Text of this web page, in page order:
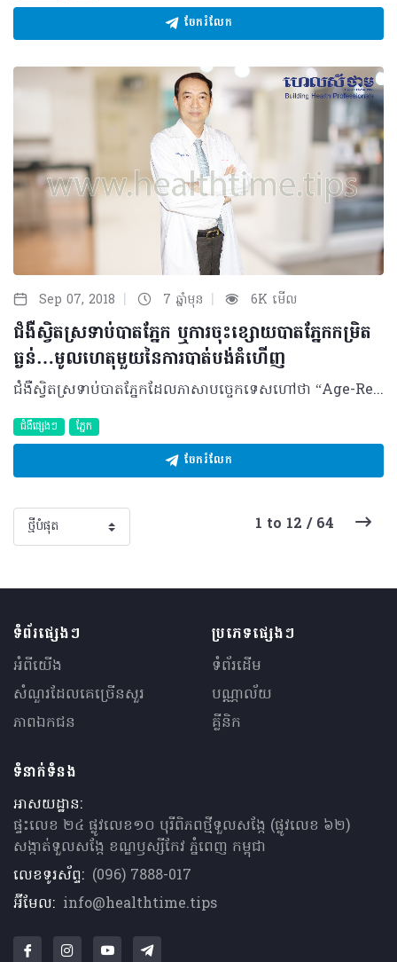
ចែករំលែក
Sep 07, 2018 | 7 ឆ្នាំមុន | 6K មើល
ជំងឺស្វិតស្រទាប់បាតភ្នែក ឬការចុះខ្សោយបាតភ្នែកកម្រិត
ធ្ងន់…មូលហេតុមួយនៃការបាត់់បង់គំហើញ
ជំងឺស្វិតស្រទាប់បាតភ្នែកដែលភាសាបច្ចេកទេសហៅថា “Age-Related Macular​ De​generation (AMD)” ត្រូវបានបែងចែកចេញជាពីរប្រភេទ រួមមានប្រភេទស្ងួត ឬDry AMD ដែលមានជ្រាបខ្លាញ់ និងមានសម្លាកតិចតួចនៅលើស្រទាប់បាតភ្នែក និងមួយប្រភេទទៀតគឺ “Wet AMD” មានជ្រាបឈាមចេញពីស្រទាប់បាតភ្នែក និងដុះសរសៃឈាមថ្មីស្រទាប់ក្រោម។ ជំងឺនេះត្រូវបានសង្កេតឃើញថាច្រើនកើតមានទៅលើមនុស្សចាស់ អំឡុងវ័យចាប់ពី៥០ឆ្នាំឡើងទៅ។ Wet Age-Related Macular Degene​ration (Wet AMD) គឺជាផ្នែកមួយនៃជំងឺស្វិតស្រទាប់បាតភ្នែក ឬការចុះខ្សោយបាតភ្នែក​កម្រិតធ្ងន់ ហៅកាត់ថា AMD ដែលជា​ប្រភេទជំងឺភ្នែករ៉ាំរ៉ៃ និងមានការវិវឌ្ឍយឺតៗទៅរកភាពចាស់ ឬស្វិតនៃស្រទាប់បាតភ្នែក (Macular) ដោយឃើញមានដុះសរសៃឈាមថ្មី និងមានជ្រាបឈាមចេញពីស្រទាប់នោះធ្វើឲ្យអ្នកជំងឺចុះខ្សោយគំហើញភ្លាមៗ ​ហើយមិនអាច​ជាសះមកសភាពដើមវិញឡើយ។ មូលហេតុ និងកត្តាប្រឈម អ្នកជំងឺស្វិតស្រទាប់បាតភ្នែក គឺទាក់ទងទៅនឹង​វ័យចាស់អាយុចាប់ពី៥០ឆ្នាំឡើងទៅ ជាពិសេស​អំឡុងអាយុ៧០ឆ្នាំ រួមជាមួយនឹងកត្តាបន្ទាប់បន្សំ​ដទៃទៀតដូចជា៖ • ប្រវត្តិគ្រួសារធ្លាប់មានជំងឺស្វិតស្រទាប់បាតភ្នែក • អ្នកដែលមានបញ្ហាភ្នែកដូចជាស្រវាំងជិត ឬ​ពាក្យសាមញ្ញហៅថា ម៉្ញូបមនុស្សចាស់ (Hypermetropia) • ជនជាតិស្បែកស ឬអ្នកដែលមានប្រស្រី​ភ្នែកពណ៌ខៀវ ឬប្រាក់ជួបប្រទះច្រើនជាងអ្នកដែលមានប្រស្រីភ្នែកខ្មៅ ឬត្នោត • អ្នកចូលចិត្តទទួលទានជាតិស្រវឹង និងជក់បារី • អ្នកមានជំងឺប្រចាំកាយដូចជា លើសសម្ពាធឈាម លើសជាតិខ្លាញ់ ស្ទះសរសៃឈាមបេះដូង ទឹកនោមផ្អែម និងស្រ្ដូក (Stroke) ជាដើម • អ្នកដែលលើសទម្ងន់ មិនសូវហាត់ប្រាណ • កង្វះអាហារូបត្ថម្ភ អ្នកដែលប្រើថ្នាំ បេតាប្លុកឃើរ រយៈពេលវែង • អ្នកជំងឺវះកាត់ភ្នែក និងភ្នែកឡើងបាយ • អ្នកប្រឈមទៅនឹងកាំពន្លឺ ជាពិសេសពន្លឺ ព្រះអាទិត្យ • កើតមានទៅលើស្ត្រី (២/៣) ច្រើនជាង បុរស (១/៣) • អ្នកជំងឺកើតលើភ្នែកម្ខាងពីមុនមក (ដែល ជាទូទៅវាច្រើនកើតទៅលើភ្នែកទាំងសងខាង)។ ដោយសារតែមាននូវកត្តាប្រឈមខាងលើទើបបណ្ដាលឲ្យស្រទាប់បាតភ្នែក និងសរសៃឈាមតូចៗ (Choriocapillary) នៃស្រទាប់នោះ មានការខូចខាត ឬស្ទះ ធ្វើឲ្យមានការជ្រាបឈាម និងខ្លាញ់ដែលបណ្ដាលឲ្យស្រទាប់កណ្ដាលនៃបាតភ្នែកត្រង់កន្លែងចាប់ពណ៌ (Mucular) ឡើងហើម និងមានឈាមចេញមកក្រៅ។ រោគសញ្ញានៃ Wet AMD ជាទូទៅ អ្នកជំងឺមានការវិវឌ្ឍពី Dry AMD ទៅជា Wet AMD ដោយមានអាការៈស្រវាំងខ្លាំងភ្លាមៗ ចំកណ្ដាលតែម្ដង និងអាចមើលឃើញរូបភាពវៀច ឬស្រមោលខ្មៅ។ ក្រៅពីសញ្ញាខាងលើ​ ការពិនិត្យរបស់អ្នកឯកទេសបានបង្ហាញពីការជ្រាបឈាម និងការដុះសរសៃឈាមថ្មីៗ នៅនឹងស្រទាប់រេទីន ឬស្រទាប់ខាងក្រោមបាតភ្នែក ដែល នាំឲ្យបាំងកាំពន្លឺ ជាហេតុធ្វើឲ្យស្រវាំង។ ការកំណត់រោគវិនិច្ឆ័យ កាលណាមានការស្រវាំងភ្នែកទាំងសងខាង ឬតែម្ខាងក្នុងវ័យចាស់ អ្នកជំងឺត្រូវតែប្រញាប់ធ្វើការ​ពិនិត្យភ្នែកជាមួយនឹងអ្នកឯកទេស ដែលការពិនិត្យរួមមាន៖ • ការវាស់គំហើញ • ការវាស់សម្ពាធក្នុងភ្នែក • ការវាស់រូបភាពតាមរយៈ Amsler grid • ការពិនិត្យបាតភ្នែកដោយពង្រីកប្រស្រីភ្នែកដែលក្នុង Wet AMD អាចឃើញមានហើម និងជ្រាបឈាមនៅបាតភ្នែក • លើសពីនេះ គ្រូពេទ្យអាចធ្វើការចាក់ថ្នាំចូល​ទៅក្នុងសរសៃឈាមដើម្បីថតបាតភ្នែក និងដឹងច្បាស់ពីទំហំនៃការខូចខាតរបស់បាតភ្នែក​​ (Fundus Fluorescein Angiography (FFA) • ការស្កេនស្រទាប់បាតភ្នែក (OCT & ICG)។ ការព្យាបាល និងផលវិបាក ជំងឺស្វិតស្រទាប់បាតភ្នែកប្រភេទ Wet AMD ត្រូវធ្វើការព្យាបាលជាចាំបាច់តាម៣របៀប រួមមាន៖ • ព្យាបាលដោយប្រើឡាស៊ែរ៖ មានឥទ្ធិពល ទៅភ្ជិតសរសៃឈាមដែលមានជ្រាបឈាម និងកាត់បន្ថយសរសៃឈាមដុះថ្មី • ព្យាបាលដោយចាក់ថ្នាំ៖ ការប្រើប្រភេទថ្នាំ Anti-Vascular Endothelial Growth Factor (Anti-VEGF) ចាក់ទៅក្នុងភ្នែក ដើម្បីកាត់បន្ថយនូវការដុះលូតលាស់នៃសរសៃឈាមថ្មីៗ ដែលងាយដាច់ និងជ្រាបឈាម • ការវះកាត់៖ ធ្វើឡើងក្នុងករណីមានសរសៃឈាមដុះថ្មីច្រើន ដែលត្រូវព្យាបាលរួមជាមួយការបាញ់ឡាស៊ែរ (PDT)។ ការបាត់បង់គំហើញមិនអាចស្រោចស្រង់បានដោយសារ Wet AMD នឹងកើនឡើងរហូត ទៅដល់៨៨% ប្រសិនបើអ្នកជំងឺមិនបានទទួលការព្យាបាលទាន់ពេលវេលា។ វិធីសាស្រ្តក្នុងការការពារ យើងអាចបញ្ចៀសខ្លួនពីជំងឺស្វិតស្រទាប់បាតភ្នែកបាន ដោយកាត់បន្ថយនូវកត្តាប្រឈមមួយចំនួនដែលយើងអាចធ្វើទៅបានតួយ៉ាង កាត់បន្ថយ ការទទួលទានអាហារប្រភេទខ្លាញ់ បញ្ឈប់ការ សេពគ្រឿងស្រវឹង ផ្តាច់បារី និងថែរក្សាសុខភាពមិនឲ្យមានជំងឺរ៉ាំរ៉ៃ ឬជំងឺប្រចាំកាយជាដើម។ អាយុកាន់តែច្រើន តែងតែជួបប្រទះនូវបញ្ហាភ្នែកជាញឹកញាប់ ដូច្នេះ ចំពោះអ្នកដែលមានអាយុចាប់ ពី៥០ឆ្នាំឡើងទៅ គួរទៅពិនិត្យភ្នែករៀងរាល់មួយឆ្នាំម្ដង ដើម្បីតាមដានសុខភាព ភ្នែក។ ទោះបីមានការស្រវាំងតិចតួចក្ដី ត្រូវតែទៅទទួលការពិនិត្យ និងព្យាបាលពីអ្នកឯកទេសចក្ខុរោគឲ្យបានត្រឹមត្រូវ ដើម្បីអាចជួយសង្គ្រោះពីការបាត់បង់គំហើញទាន់ពេលវេលា។ សម្រាប់ព័ត៌មានបន្ថែមសូមទំនាក់ទំនង លេខទូរស័ព្ទ៖ ០១២ ៩២២ ៩៤២ អ៊ីម៉ែល៖ amarinmarmd@gmail.com បកស្រាយដោយ​៖ សាស្ត្រាចារ្យ វេជ្ជបណ្ឌិត ម៉ារ អមរិន្ទ ឯកទេសចក្ខុរោគ មានតួនាទីជាអនុប្រធានការិយាល័យបច្ចេកទេស និងជាប្រធានផ្នែកចក្ខុរោគ នៃមន្ទីរពេទ្យព្រះអង្គឌួង ©2018 រក្សាសិទ្ធិគ្រប់យ៉ាង​ដោយ Healthtime Corporation ចំពោះគ្រប់អត្ថបទដោយគ្មានផ្នែកណាមួយត្រូវបោះពុម្ពផ្សាយចូល ប្រព័ន្ធអ៊ីនធឺណែតឧបករណ៍អេឡិចត្រូនិកអាត់ជាសំឡេងឬថតចំលងគ្រប់រូបភាពដោយគ្មានការអនុញ្ញាតឡើយ
ជំងឺផ្សេងៗ ភ្នែក
ចែករំលែក
1 to 12 / 64
ទំព័រផ្សេងៗ
អំពីយើង
សំណួរ​ដែលគេ​ច្រើន​សួរ
ភាពឯកជន
ប្រភេទផ្សេងៗ
ទំព័រដើម
បណ្ណាល័យ
គ្លីនិក
ទំនាក់ទំនង
អាសយដ្ឋាន:
ផ្ទះលេខ ២៤ ផ្លូវលេខ១០ បុរីពិភពថ្មីទួលសង្កែ (ផ្លូវលេខ ៦២)
សង្កាត់ទួលសង្កែ ខណ្ឌឫស្សីកែវ ភ្នំពេញ កម្ពុជា
លេខទូរស័ព្ទ: (096) 7888-017
អ៊ីមែល: info@healthtime.tips